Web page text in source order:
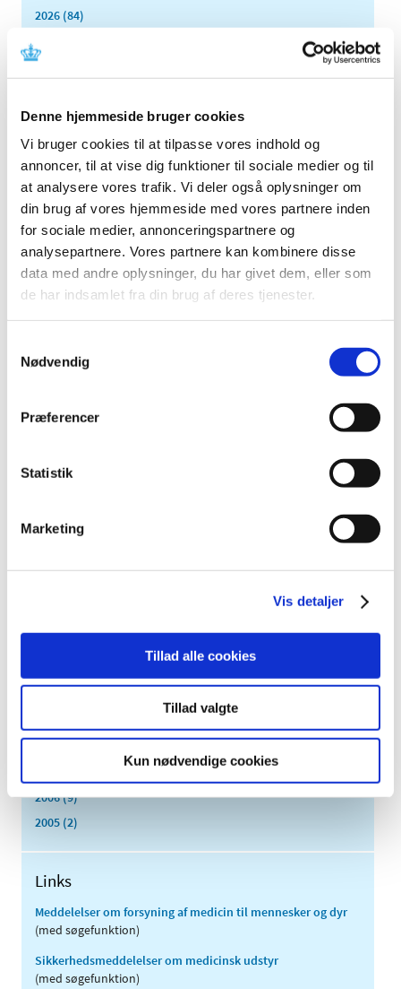
Denne hjemmeside bruger cookies
Vi bruger cookies til at tilpasse vores indhold og
annoncer, til at vise dig funktioner til sociale medier og til
at analysere vores trafik. Vi deler også oplysninger om
din brug af vores hjemmeside med vores partnere inden
for sociale medier, annonceringspartnere og
analysepartnere. Vores partnere kan kombinere disse
data med andre oplysninger, du har givet dem, eller som
de har indsamlet fra din brug af deres tjenester.
Nødvendig
Præferencer
Statistik
Marketing
Vis detaljer
Tillad alle cookies
Tillad valgte
Kun nødvendige cookies
2026 (84)
2024 (224)
2022 (197)
2021 (516)
2020 (263)
2019 (159)
2018 (150)
2016 (167)
2015 (33)
2014 (44)
november (3)
september (7)
juni (8)
april (2)
februar (6)
2006 (9)
2005 (2)
Links
Meddelelser om forsyning af medicin til mennesker og dyr
(med søgefunktion)
Sikkerhedsmeddelelser om medicinsk udstyr
(med søgefunktion)